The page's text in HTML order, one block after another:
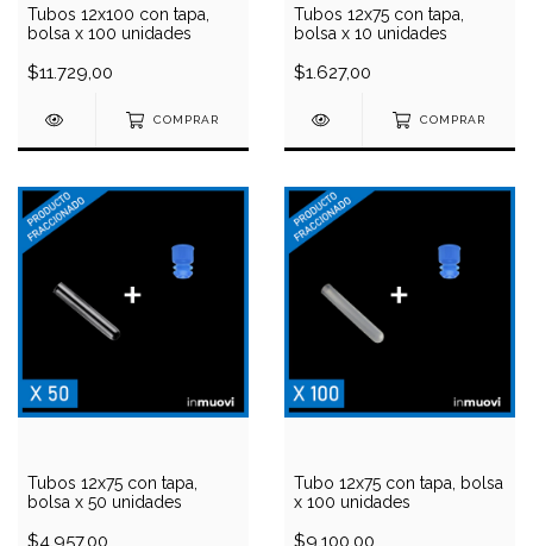
Tubos 12x100 con tapa,
bolsa x 100 unidades
$11.729,00
COMPRAR
Tubos 12x75 con tapa,
bolsa x 10 unidades
$1.627,00
COMPRAR
Tubos 12x75 con tapa,
bolsa x 50 unidades
$4.957,00
Tubo 12x75 con tapa, bolsa
x 100 unidades
$9.100,00